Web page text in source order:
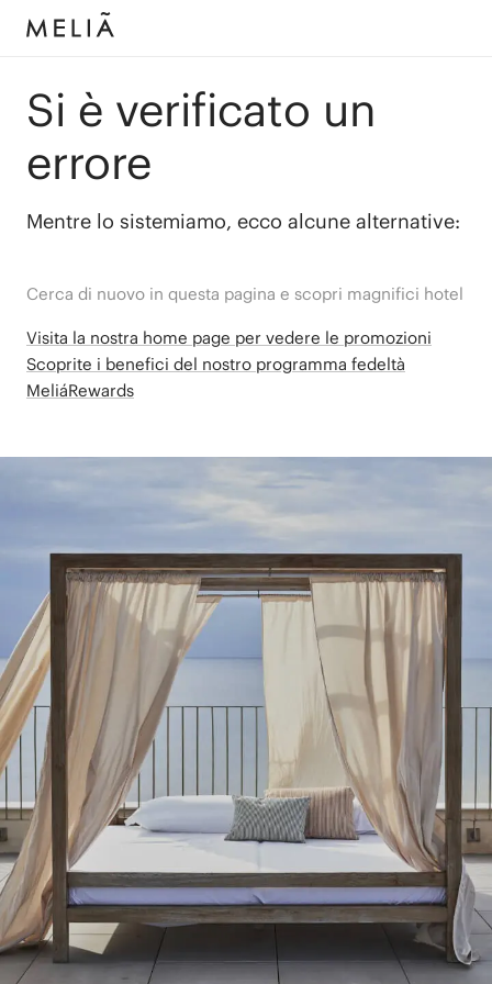
Si è verificato un
errore
Mentre lo sistemiamo, ecco alcune alternative:
Cerca di nuovo in questa pagina e scopri magnifici hotel
Visita la nostra home page per vedere le promozioni
Scoprite i benefici del nostro programma fedeltà
MeliáRewards